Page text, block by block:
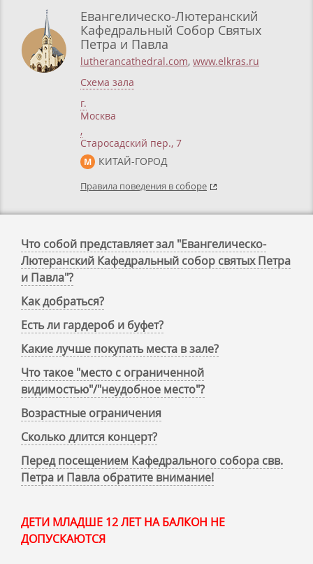
Евангелическо-Лютеранский
Кафедральный Собор Святых
Петра и Павла
lutherancathedral.com, www.elkras.ru
Схема зала
г.
Москва
,
Старосадский пер., 7
М КИТАЙ-ГОРОД
Правила поведения в соборе
Что собой представляет зал "Евангелическо-
Лютеранский Кафедральный собор святых Петра
и Павла"?
Как добраться?
Есть ли гардероб и буфет?
Какие лучше покупать места в зале?
Что такое "место с ограниченной
видимостью"/"неудобное место"?
Возрастные ограничения
Сколько длится концерт?
Перед посещением Кафедрального собора свв.
Петра и Павла обратите внимание!
ДЕТИ МЛАДШЕ 12 ЛЕТ НА БАЛКОН НЕ
ДОПУСКАЮТСЯ